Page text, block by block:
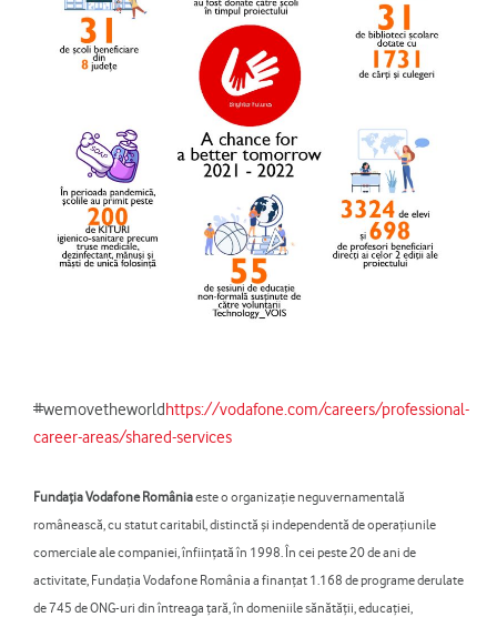
#wemovetheworldhttps://vodafone.com/careers/professional-
career-areas/shared-services
Fundaţia Vodafone Româniaeste o organizație neguvernamentală
românească, cu statut caritabil, distinctă și independentă de operațiunile
comerciale ale companiei, înființată în 1998. În cei peste 20 de ani de
activitate, Fundația Vodafone România a finanțat 1.168 de programe derulate
de 745 de ONG-uri din întreaga țară, în domeniile sănătății, educației,